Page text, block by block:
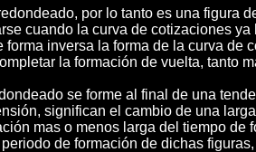
por lo tanto es una figura
cuando la curva de cotizaciones
forma inversa la forma de la curva
la formación de vuelta, tanto
se forme al final de una
significan el cambio de una
mas o menos larga del tiempo
de formación de dichas